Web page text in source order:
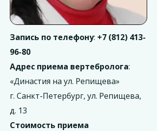
Запись по телефону: +7 (812) 413-
96-80
Адрес приема вертебролога:
«Династия на ул. Репищева»
г. Санкт-Петербург, ул. Репищева,
д. 13
Стоимость приема